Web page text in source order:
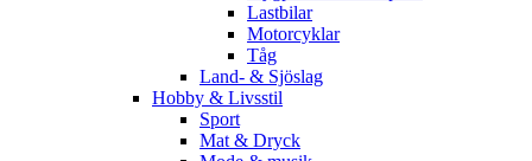
Lastbilar
Motorcyklar
Tåg
Land- & Sjöslag
Hobby & Livsstil
Sport
Mat & Dryck